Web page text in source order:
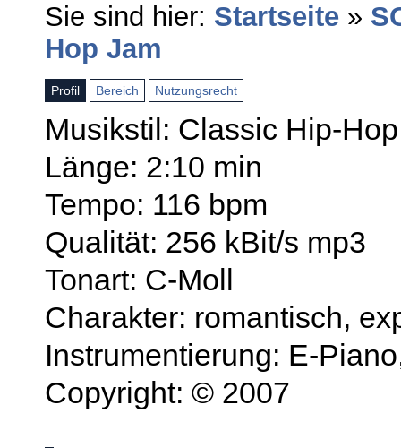
Sie sind hier: Startseite »
Hop Jam
Profil Bereich Nutzungsrecht
Musikstil: Classic Hip-Hop
Länge: 2:10 min
Tempo: 116 bpm
Qualität: 256 kBit/s mp3
Tonart: C-Moll
Charakter: romantisch,
Instrumentierung: E-
Copyright: © 2007